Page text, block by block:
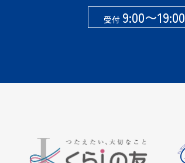
受付 9:00〜19:00